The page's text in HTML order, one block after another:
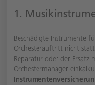
1.
Beschädigte Instrumente
Orchesterauftritt nicht
Reparatur oder der Ersatz
Orchestermanager